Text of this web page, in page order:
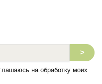
>
на обработку моих